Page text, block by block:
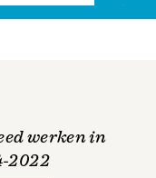
werken in
2022